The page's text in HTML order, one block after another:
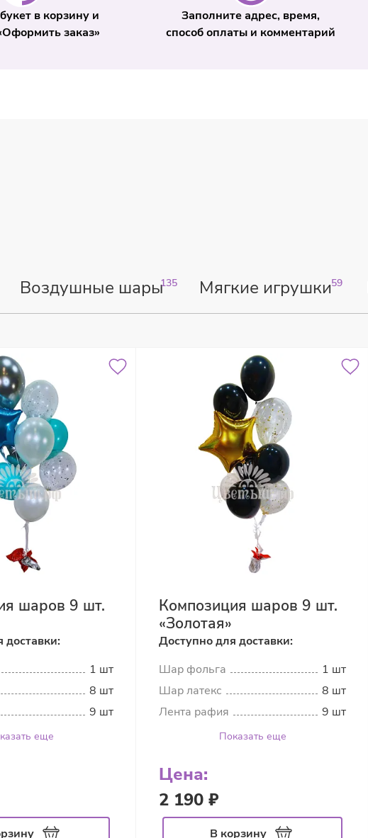
в корзину и
заказ»
Заполните адрес, время,
способ оплаты и комментарий
Воздушные шары135 Мягкие игрушки59
шаров 9 шт.
доставки:
1 шт
8 шт
9 шт
еще
Композиция шаров 9 шт.
«Золотая»
Доступно для доставки:
Шар фольга
1 шт
Шар латекс
8 шт
Лента рафия
9 шт
Показать еще
Цена:
2 190 ₽
В корзину